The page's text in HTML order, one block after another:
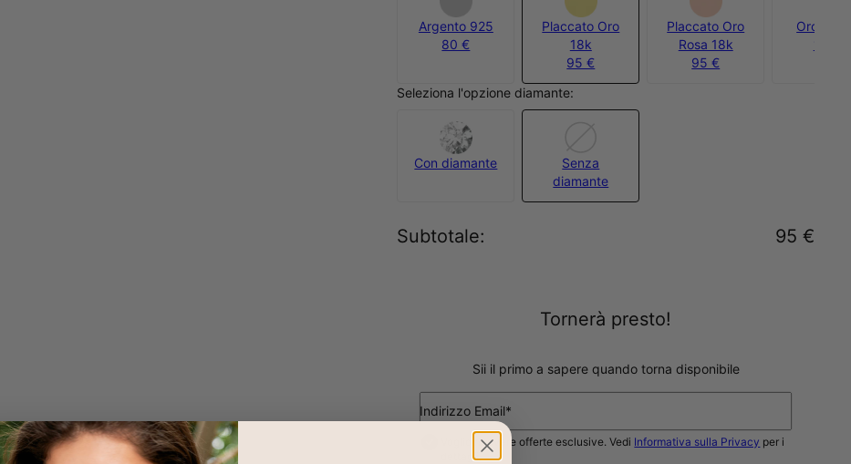
Argento 925
80 €
Placcato Oro
18k
95 €
Placcato Oro
Rosa 18k
95 €
Oro
Seleziona l'opzione diamante:
Con diamante
Senza
diamante
Subtotale: 95 €
Tornerà presto!
Sii il primo a sapere quando torna disponibile
Indirizzo Email*
Voglio ricevere offerte esclusive. Vedi Informativa sulla Privacy per i
dettagli.